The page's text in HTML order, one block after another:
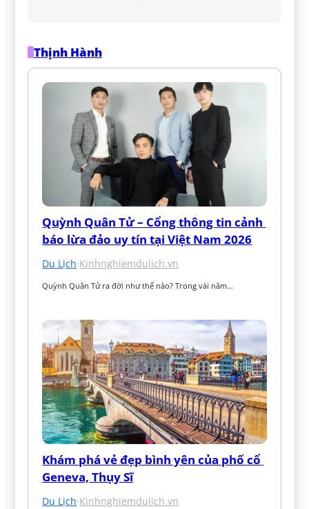
Thịnh Hành
Quỳnh Quân Tử – Cổng thông tin cảnh
báo lừa đảo uy tín tại Việt Nam 2026
Du Lịch·Kinhnghiemdulich.vn
Quỳnh Quân Tử ra đời như thế nào? Trong vài năm…
Khám phá vẻ đẹp bình yên của phố cổ
Geneva, Thụy Sĩ
Du Lịch·Kinhnghiemdulich.vn